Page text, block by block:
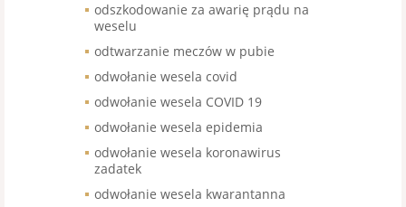
odszkodowanie za awarię prądu na
weselu
odtwarzanie meczów w pubie
odwołanie wesela covid
odwołanie wesela COVID 19
odwołanie wesela epidemia
odwołanie wesela koronawirus
zadatek
odwołanie wesela kwarantanna